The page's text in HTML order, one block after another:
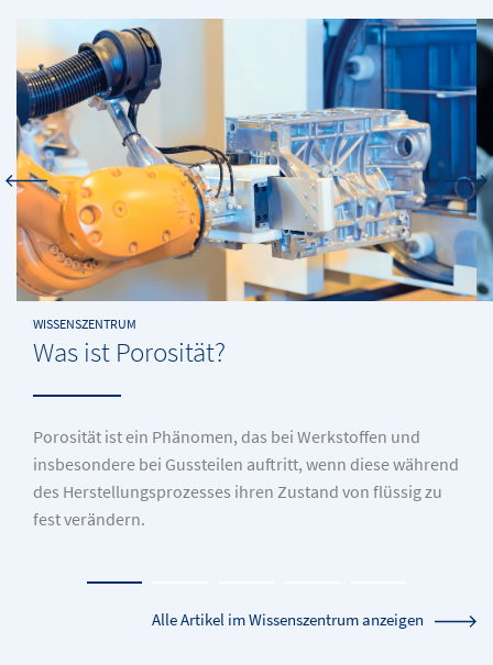
WISSENSZENTRUM
Was ist Porosität?
Porosität ist ein Phänomen, das bei Werkstoffen und
insbesondere bei Gussteilen auftritt, wenn diese während
des Herstellungsprozesses ihren Zustand von flüssig zu
fest verändern.
Alle Artikel im Wissenszentrum anzeigen